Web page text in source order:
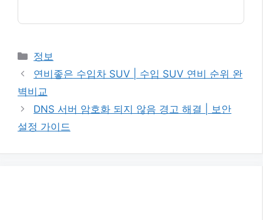
카
테
리
정보
연비좋은 수입차 SUV | 수입 SUV 연비 순위 완
벽비교
DNS 서버 암호화 되지 않음 경고 해결 | 보안
설정 가이드